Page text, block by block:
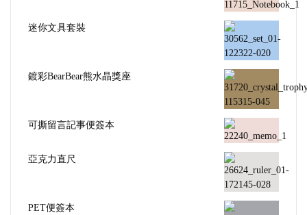
迷你文具套裝
鍍彩BearBear熊水晶獎座
可撕留言記事便簽本
亞克力直尺
PET便簽本